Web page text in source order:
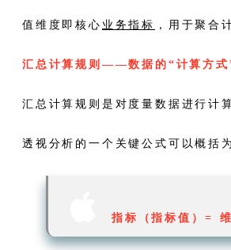
值维度即核心 业务指标 ，用于聚合
汇总计算规则——数据的“计算方式
汇总计算规则是对度量数据进行计
透视分析的一个关键公式可以概括
指标（指标值）=